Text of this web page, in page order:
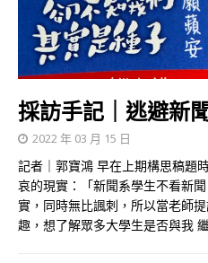
採訪手記｜逃避新
2022 年 03 月 15 日
記者｜郭寶鴻 早在上期構思稿題
哀的現實：「新聞系學生不看新
實，同時無比諷刺，所以當老師
趣，想了解眾多大學生是否與我